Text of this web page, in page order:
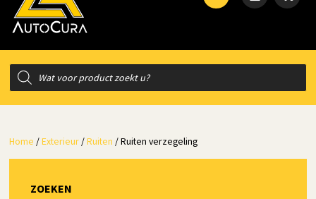
Producten
zoeken
Home /Exterieur /Ruiten / Ruiten verzegeling
ZOEKEN